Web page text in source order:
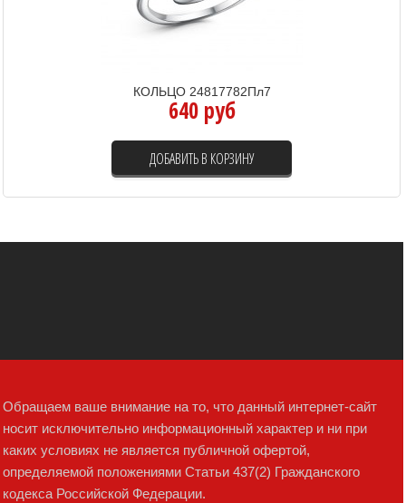
КОЛЬЦО 24817782Пл7
640 руб
ДОБАВИТЬ В КОРЗИНУ
Обращаем ваше внимание на то, что данный интернет-сайт
носит исключительно информационный характер и ни при
каких условиях не является публичной офертой,
определяемой положениями Статьи 437(2) Гражданского
кодекса Российской Федерации.